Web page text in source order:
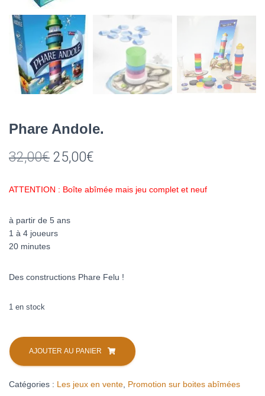
Phare Andole.
32,00€ Le
était :
25,00€
ATTENTION : Boîte abîmée mais jeu complet et neuf
à partir de 5 ans
1 à 4 joueurs
20 minutes
Des constructions Phare Felu !
1 en stock
quantité
de
Phare
AJOUTER AU PANIER
Catégories : Les jeux en vente Promotion sur boites abîmées